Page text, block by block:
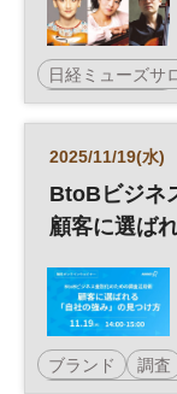
日経ミューズサ
ミューズサロン
2025/11/19(水)
BtoBビジネ
顧客に選ば
ブランド 調査